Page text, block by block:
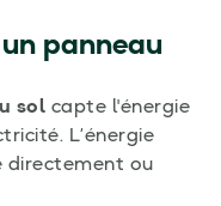
panneau
sol capte l'énergie
L’énergie
directement ou